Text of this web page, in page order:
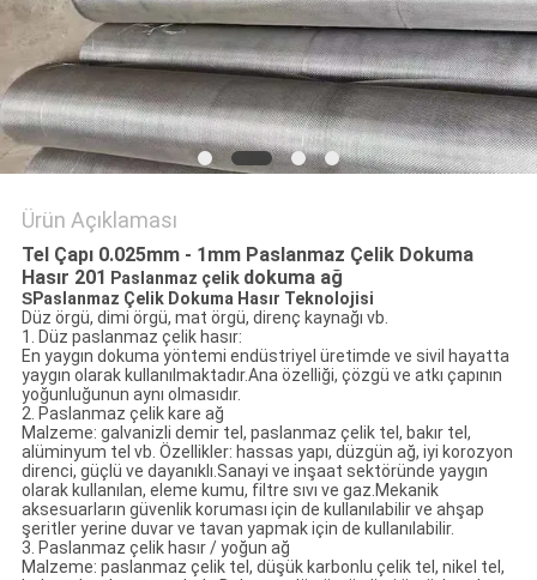
Ürün Açıklaması
Tel Çapı 0.025mm - 1mm Paslanmaz Çelik Dokuma
Hasır 201 Paslanmaz çelik dokuma ağ
SPaslanmaz Çelik Dokuma Hasır Teknolojisi
Düz örgü, dimi örgü, mat örgü, direnç kaynağı vb.
1. Düz paslanmaz çelik hasır:
En yaygın dokuma yöntemi endüstriyel üretimde ve sivil hayatta
yaygın olarak kullanılmaktadır.Ana özelliği, çözgü ve atkı çapının
yoğunluğunun aynı olmasıdır.
2. Paslanmaz çelik kare ağ
Malzeme: galvanizli demir tel, paslanmaz çelik tel, bakır tel,
alüminyum tel vb. Özellikler: hassas yapı, düzgün ağ, iyi korozyon
direnci, güçlü ve dayanıklı.Sanayi ve inşaat sektöründe yaygın
olarak kullanılan, eleme kumu, filtre sıvı ve gaz.Mekanik
aksesuarların güvenlik koruması için de kullanılabilir ve ahşap
şeritler yerine duvar ve tavan yapmak için de kullanılabilir.
3. Paslanmaz çelik hasır / yoğun ağ
Malzeme: paslanmaz çelik tel, düşük karbonlu çelik tel, nikel tel,